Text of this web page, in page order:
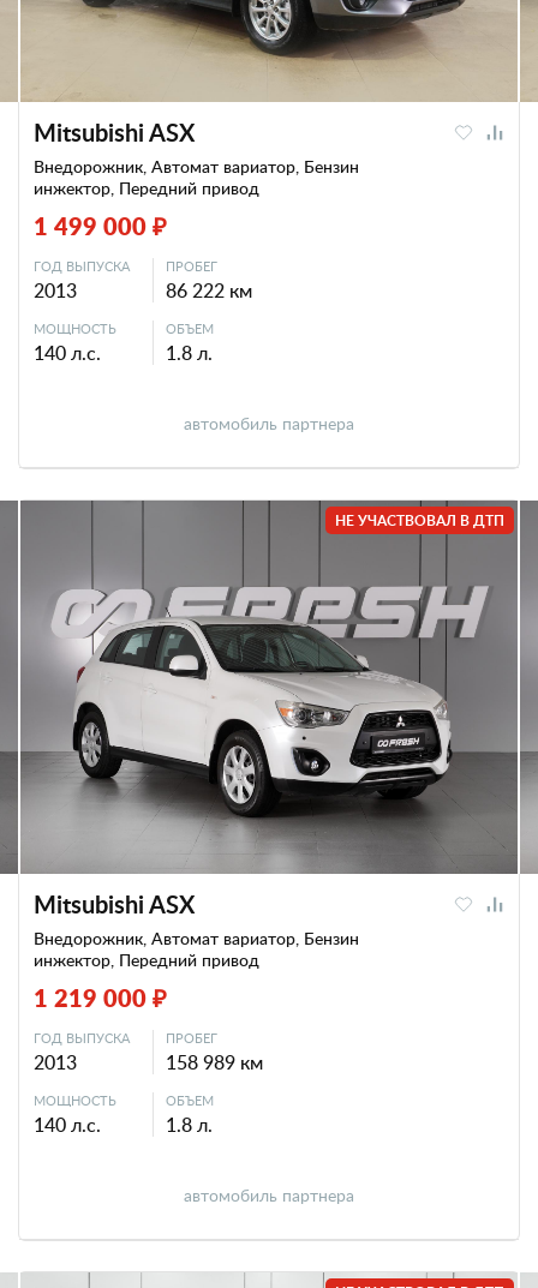
Mitsubishi ASX
Внедорожник, Автомат вариатор, Бензин
инжектор, Передний привод
1 499 000 ₽
ГОД ВЫПУСКА
2013
ПРОБЕГ
86 222 км
МОЩНОСТЬ
140 л.с.
ОБЪЕМ
1.8 л.
автомобиль партнера
НЕ УЧАСТВОВАЛ В ДТП
Mitsubishi ASX
Внедорожник, Автомат вариатор, Бензин
инжектор, Передний привод
1 219 000 ₽
ГОД ВЫПУСКА
2013
ПРОБЕГ
158 989 км
МОЩНОСТЬ
140 л.с.
ОБЪЕМ
1.8 л.
автомобиль партнера